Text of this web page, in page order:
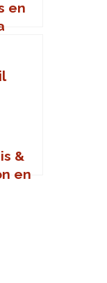
en
&
en